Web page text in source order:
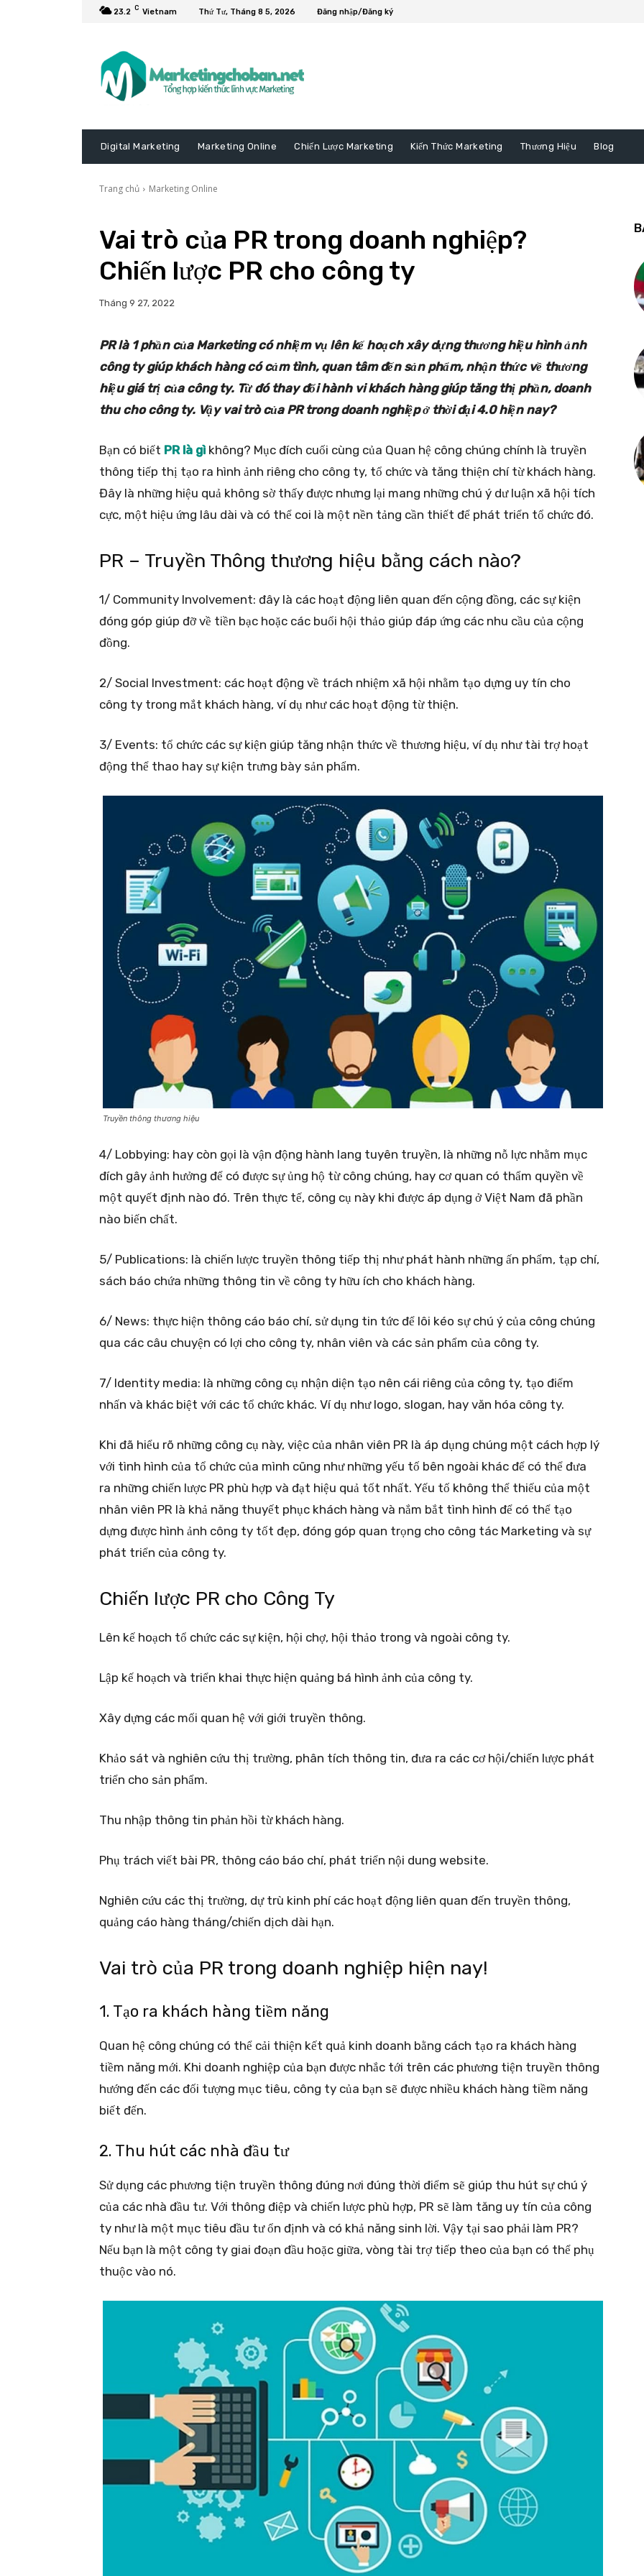
23.2 C Vietnam Thứ Tư, Tháng 8 5, 2026 Đăng nhập/Đăng ký
Digital Marketing Marketing Online Chiến Lược Marketing Kiến Thức Marketing Thương Hiệu Blog
Trang chủ Marketing Online
Vai trò của PR trong doanh nghiệp?
Chiến lược PR cho công ty
Tháng 9 27, 2022
PR là 1 phần của Marketing có nhiệm vụ lên kế hoạch xây dựng thương hiệu hình ảnh
công ty giúp khách hàng có cảm tình, quan tâm đến sản phẩm, nhận thức về thương
hiệu giá trị của công ty. Từ đó thay đổi hành vi khách hàng giúp tăng thị phần, doanh
thu cho công ty. Vậy vai trò của PR trong doanh nghiệp ở thời đại 4.0 hiện nay?
Bạn có biết PR là gì không? Mục đích cuối cùng của Quan hệ công chúng chính là truyền
thông tiếp thị tạo ra hình ảnh riêng cho công ty, tổ chức và tăng thiện chí từ khách hàng.
Đây là những hiệu quả không sờ thấy được nhưng lại mang những chú ý dư luận xã hội tích
cực, một hiệu ứng lâu dài và có thể coi là một nền tảng cần thiết để phát triển tổ chức đó.
PR – Truyền Thông thương hiệu bằng cách nào?
1/ Community Involvement: đây là các hoạt động liên quan đến cộng đồng, các sự kiện
đóng góp giúp đỡ về tiền bạc hoặc các buổi hội thảo giúp đáp ứng các nhu cầu của cộng
đồng.
2/ Social Investment: các hoạt động về trách nhiệm xã hội nhằm tạo dựng uy tín cho
công ty trong mắt khách hàng, ví dụ như các hoạt động từ thiện.
3/ Events: tổ chức các sự kiện giúp tăng nhận thức về thương hiệu, ví dụ như tài trợ hoạt
động thể thao hay sự kiện trưng bày sản phẩm.
Truyền thông thương hiệu
4/ Lobbying: hay còn gọi là vận động hành lang tuyên truyền, là những nỗ lực nhằm mục
đích gây ảnh hưởng để có được sự ủng hộ từ công chúng, hay cơ quan có thẩm quyền về
một quyết định nào đó. Trên thực tế, công cụ này khi được áp dụng ở Việt Nam đã phần
nào biến chất.
5/ Publications: là chiến lược truyền thông tiếp thị như phát hành những ấn phẩm, tạp chí,
sách báo chứa những thông tin về công ty hữu ích cho khách hàng.
6/ News: thực hiện thông cáo báo chí, sử dụng tin tức để lôi kéo sự chú ý của công chúng
qua các câu chuyện có lợi cho công ty, nhân viên và các sản phẩm của công ty.
7/ Identity media: là những công cụ nhận diện tạo nên cái riêng của công ty, tạo điểm
nhấn và khác biệt với các tổ chức khác. Ví dụ như logo, slogan, hay văn hóa công ty.
Khi đã hiểu rõ những công cụ này, việc của nhân viên PR là áp dụng chúng một cách hợp lý
với tình hình của tổ chức của mình cũng như những yếu tố bên ngoài khác để có thể đưa
ra những chiến lược PR phù hợp và đạt hiệu quả tốt nhất. Yếu tố không thể thiếu của một
nhân viên PR là khả năng thuyết phục khách hàng và nắm bắt tình hình để có thể tạo
dựng được hình ảnh công ty tốt đẹp, đóng góp quan trọng cho công tác Marketing và sự
phát triển của công ty.
Chiến lược PR cho Công Ty
Lên kế hoạch tổ chức các sự kiện, hội chợ, hội thảo trong và ngoài công ty.
Lập kế hoạch và triển khai thực hiện quảng bá hình ảnh của công ty.
Xây dựng các mối quan hệ với giới truyền thông.
Khảo sát và nghiên cứu thị trường, phân tích thông tin, đưa ra các cơ hội/chiến lược phát
triển cho sản phẩm.
Thu nhập thông tin phản hồi từ khách hàng.
Phụ trách viết bài PR, thông cáo báo chí, phát triển nội dung website.
Nghiên cứu các thị trường, dự trù kinh phí các hoạt động liên quan đến truyền thông,
quảng cáo hàng tháng/chiến dịch dài hạn.
Vai trò của PR trong doanh nghiệp hiện nay!
1. Tạo ra khách hàng tiềm năng
Quan hệ công chúng có thể cải thiện kết quả kinh doanh bằng cách tạo ra khách hàng
tiềm năng mới. Khi doanh nghiệp của bạn được nhắc tới trên các phương tiện truyền thông
hướng đến các đối tượng mục tiêu, công ty của bạn sẽ được nhiều khách hàng tiềm năng
biết đến.
2. Thu hút các nhà đầu tư
Sử dụng các phương tiện truyền thông đúng nơi đúng thời điểm sẽ giúp thu hút sự chú ý
của các nhà đầu tư. Với thông điệp và chiến lược phù hợp, PR sẽ làm tăng uy tín của công
ty như là một mục tiêu đầu tư ổn định và có khả năng sinh lời. Vậy tại sao phải làm PR?
Nếu bạn là một công ty giai đoạn đầu hoặc giữa, vòng tài trợ tiếp theo của bạn có thể phụ
thuộc vào nó.